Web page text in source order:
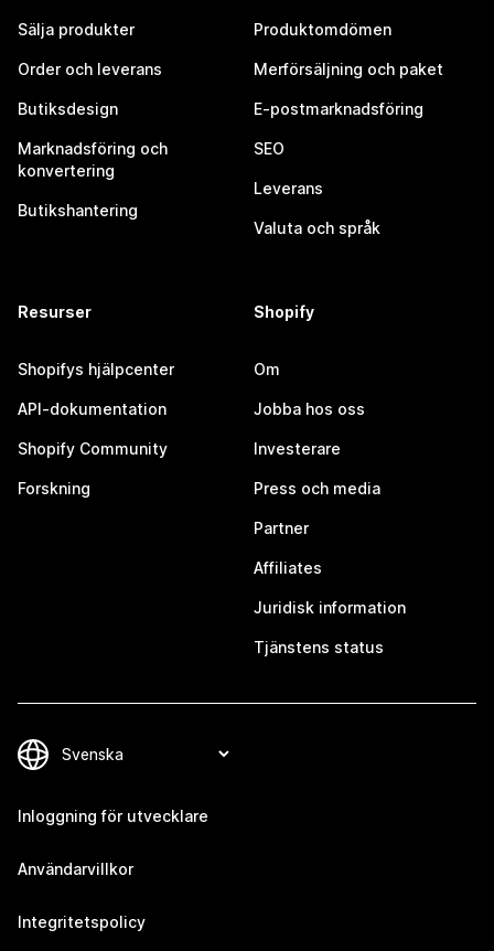
Sälja produkter
Order och leverans
Butiksdesign
Marknadsföring och
konvertering
Butikshantering
Produktomdömen
Merförsäljning och paket
E-postmarknadsföring
SEO
Leverans
Valuta och språk
Resurser
Shopifys hjälpcenter
API-dokumentation
Shopify Community
Forskning
Shopify
Om
Jobba hos oss
Investerare
Press och media
Partner
Affiliates
Juridisk information
Tjänstens status
Inloggning för utvecklare
Användarvillkor
Integritetspolicy